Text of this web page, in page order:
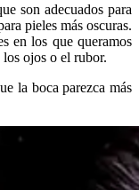
son adecuados para
pieles más oscuras.
en los que queramos
ojos o el rubor.
la boca parezca más